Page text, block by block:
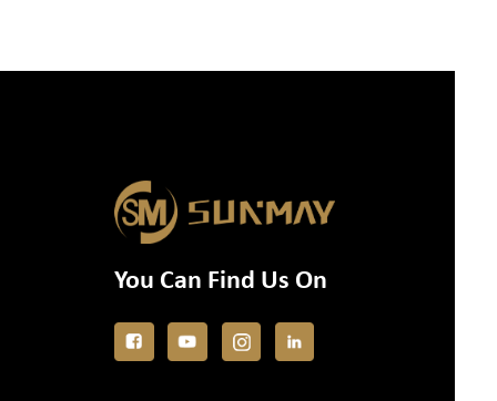
You Can Find Us On